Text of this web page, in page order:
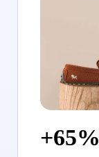
+65%